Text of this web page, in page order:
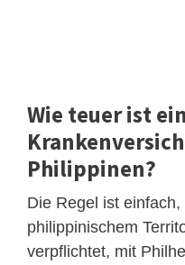
Wie teuer ist
Philippinen?
Die Regel ist
philippinischem
verpflichtet, mit